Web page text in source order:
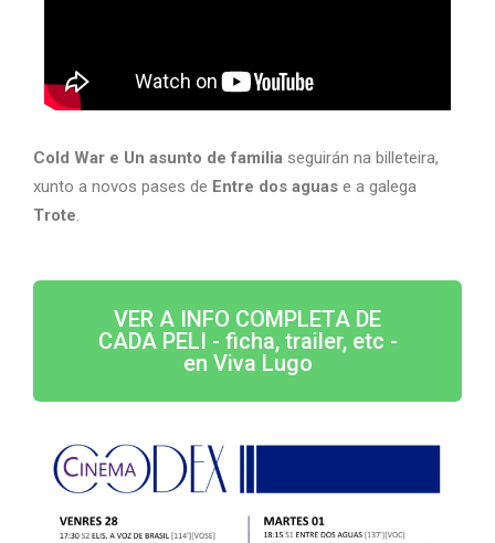
Cold War e Un asunto de familia seguirán na billeteira,
xunto a novos pases de Entre dos aguas e a galega
Trote.
VER A INFO COMPLETA DE
CADA PELI - ficha, trailer, etc -
en Viva Lugo